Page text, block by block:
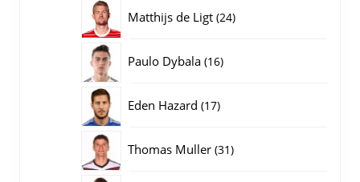
Matthijs de Ligt 2424
Paulo Dybala 1616
Eden Hazard 1717
Thomas Muller 3131